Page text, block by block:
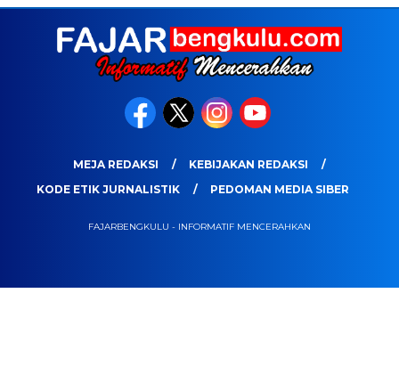
MEJA REDAKSI
KEBIJAKAN REDAKSI
KODE ETIK JURNALISTIK
PEDOMAN MEDIA SIBER
FAJARBENGKULU - INFORMATIF MENCERAHKAN